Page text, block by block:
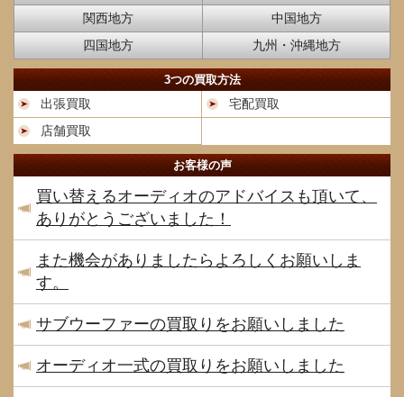
関西地方
中国地方
四国地方
九州・沖縄地方
3つの買取方法
出張買取
宅配買取
店舗買取
お客様の声
買い替えるオーディオのアドバイスも頂いて、
ありがとうございました！
また機会がありましたらよろしくお願いしま
す。
サブウーファーの買取りをお願いしました
オーディオ一式の買取りをお願いしました